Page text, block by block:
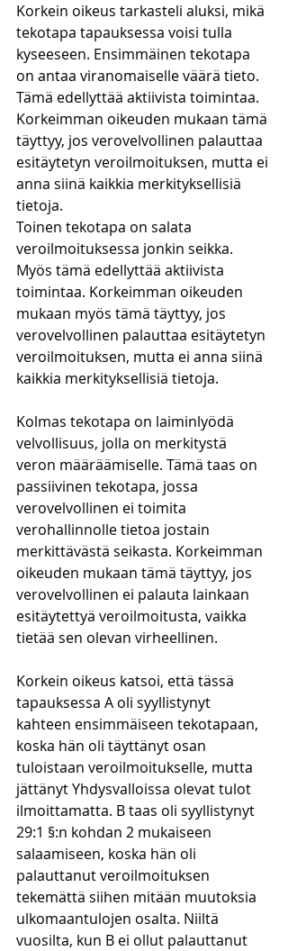
Korkein oikeus tarkasteli aluksi, mikä
tekotapa tapauksessa voisi tulla
kyseeseen. Ensimmäinen tekotapa
on antaa viranomaiselle väärä tieto.
Tämä edellyttää aktiivista toimintaa.
Korkeimman oikeuden mukaan tämä
täyttyy, jos verovelvollinen palauttaa
esitäytetyn veroilmoituksen, mutta ei
anna siinä kaikkia merkityksellisiä
tietoja.
Toinen tekotapa on salata
veroilmoituksessa jonkin seikka.
Myös tämä edellyttää aktiivista
toimintaa. Korkeimman oikeuden
mukaan myös tämä täyttyy, jos
verovelvollinen palauttaa esitäytetyn
veroilmoituksen, mutta ei anna siinä
kaikkia merkityksellisiä tietoja.
Kolmas tekotapa on laiminlyödä
velvollisuus, jolla on merkitystä
veron määräämiselle. Tämä taas on
passiivinen tekotapa, jossa
verovelvollinen ei toimita
verohallinnolle tietoa jostain
merkittävästä seikasta. Korkeimman
oikeuden mukaan tämä täyttyy, jos
verovelvollinen ei palauta lainkaan
esitäytettyä veroilmoitusta, vaikka
tietää sen olevan virheellinen.
Korkein oikeus katsoi, että tässä
tapauksessa A oli syyllistynyt
kahteen ensimmäiseen tekotapaan,
koska hän oli täyttänyt osan
tuloistaan veroilmoitukselle, mutta
jättänyt Yhdysvalloissa olevat tulot
ilmoittamatta. B taas oli syyllistynyt
29:1 §:n kohdan 2 mukaiseen
salaamiseen, koska hän oli
palauttanut veroilmoituksen
tekemättä siihen mitään muutoksia
ulkomaantulojen osalta. Niiltä
vuosilta, kun B ei ollut palauttanut